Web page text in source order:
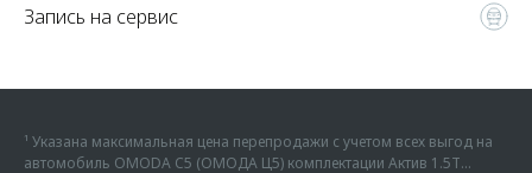
Запись на сервис
¹ Указана максимальная цена перепродажи с учетом всех выгод на
автомобиль OMODA C5 (ОМОДА Ц5) комплектации Актив 1.5Т